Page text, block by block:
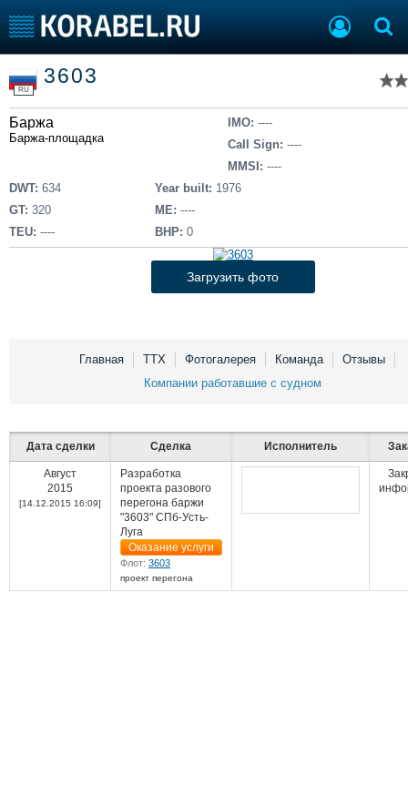
Тип судна
Добавить судно
Добавить проект
Последние 100
Пульс
Новости
Компании
Репутация
Торговая площадка
Доска объявлений
Продажа флота
Оборудование
Изделия
Материалы
Услуги
Личности
Словарь
Форум
Отзывы
RU
3603
Баржа
Баржа-площадка
IMO: ----
Call Sign: ----
MMSI: ----
DWT: 634
GT: 320
TEU: ----
Year built: 1976
ME: ----
BHP: 0
Загрузить фото
Главная ТТХ Фотогалерея Команда
Отзывы
Компании работавшие с судном
Дата сделки Сделка Исполнитель
Август
2015
[14.12.2015 16:09]
Разработка
проекта разового
перегона баржи
"3603" СПб-Усть-
Луга
Оказание услуги
Флот: 3603
проект перегона